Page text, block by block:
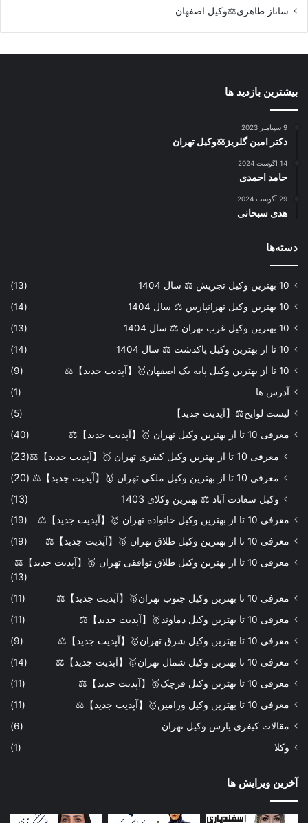
ساناز ظاهری⚖️وکیل اصفهان
بیشترین بازدید ها
9 سپتامبر 2023
دکتر امین گلریز⚖️وکیل تهران
14 آگوست 2024
حامد احمدی
29 آگوست 2024
هدی سبحانی
دسته‌ها
10 بهترین وکیل تجریش ⚖️ سال 1404
(13)
10 بهترین وکیل تهرانپارس ⚖️ سال 1404
(14)
10 بهترین وکیل غرب تهران ⚖️ سال 1404
(13)
10 تا از بهترین وکیل پاکدشت ⚖️ سال 1404
(14)
10 تا از بهترین وکیل پایه یک اصفهان🥇【آپدیت جدید】⚖️
(9)
آدرس ها
(1)
لیست لوایح⚖️【آپدیت جدید】
(5)
معرفی 10 تا از بهترین وکیل تهران 🥇【آپدیت جدید】⚖️
(40)
معرفی 10 تا از بهترین وکیل کیفری تهران 🥇【آپدیت جدید】⚖️
(23)
معرفی 10 تا از بهترین وکیل ملکی تهران 🥇【آپدیت جدید】⚖️
(20)
وکیل سعادت آباد ⚖️ بهترین وکلای 1403
(13)
معرفی 10 تا از بهترین وکیل خانواده تهران 🥇【آپدیت جدید】⚖️
(19)
معرفی 10 تا از بهترین وکیل طلاق تهران 🥇【آپدیت جدید】⚖️
(19)
معرفی 10 تا از بهترین وکیل طلاق توافقی تهران 🥇【آپدیت جدید】⚖️
(13)
معرفی 10 تا بهترین وکیل جنوب تهران🥇【آپدیت جدید】⚖️
(11)
معرفی 10 تا بهترین وکیل دماوند🥇【آپدیت جدید】⚖️
(11)
معرفی 10 تا بهترین وکیل شرق تهران🥇【آپدیت جدید】⚖️
(9)
معرفی 10 تا بهترین وکیل شمال تهران🥇【آپدیت جدید】⚖️
(14)
معرفی 10 تا بهترین وکیل قرچک🥇【آپدیت جدید】⚖️
(11)
معرفی 10 تا بهترین وکیل ورامین🥇【آپدیت جدید】⚖️
(11)
مقالات کیفری پارس وکیل تهران
(6)
وکلا
(1)
آخرین ویرایش ها